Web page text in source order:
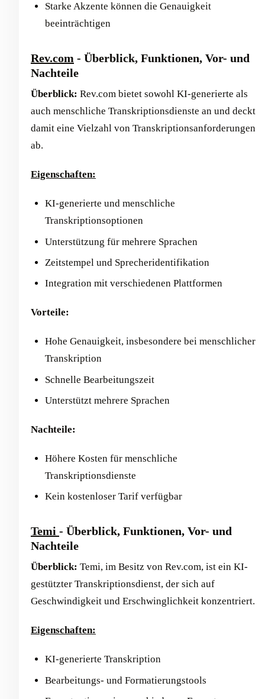
Starke Akzente können die Genauigkeit
beeinträchtigen
Rev.com - Überblick, Funktionen, Vor- und
Nachteile
Überblick: Rev.com bietet sowohl KI-generierte als
auch menschliche Transkriptionsdienste an und deckt
damit eine Vielzahl von Transkriptionsanforderungen
ab.
Eigenschaften:
KI-generierte und menschliche
Transkriptionsoptionen
Unterstützung für mehrere Sprachen
Zeitstempel und Sprecheridentifikation
Integration mit verschiedenen Plattformen
Vorteile:
Hohe Genauigkeit, insbesondere bei menschlicher
Transkription
Schnelle Bearbeitungszeit
Unterstützt mehrere Sprachen
Nachteile:
Höhere Kosten für menschliche
Transkriptionsdienste
Kein kostenloser Tarif verfügbar
Temi - Überblick, Funktionen, Vor- und
Nachteile
Überblick: Temi, im Besitz von Rev.com, ist ein KI-
gestützter Transkriptionsdienst, der sich auf
Geschwindigkeit und Erschwinglichkeit konzentriert.
Eigenschaften:
KI-generierte Transkription
Bearbeitungs- und Formatierungstools